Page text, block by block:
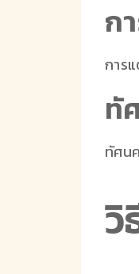
ก
การ
ทั
ทัศน
วิ